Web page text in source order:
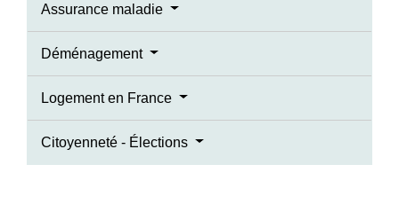
Assurance maladie
Déménagement
Logement en France
Citoyenneté - Élections